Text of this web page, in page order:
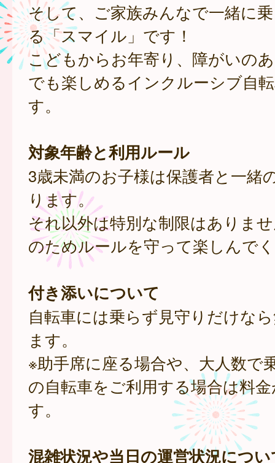
そして、ご家族みんなで一緒に
る「スマイル」です！
こどもからお年寄り、障がいの
でも楽しめるインクルーシブ自
す。
対象年齢と利用ルール
3歳未満のお子様は保護者と一緒
ります。
それ以外は特別な制限はありま
のためルールを守って楽しんで
付き添いについて
自転車には乗らず見守りだけな
ます。
※助手席に座る場合や、大人数で
の自転車をご利用する場合は料
す。
混雑状況や当日の運営状況につ